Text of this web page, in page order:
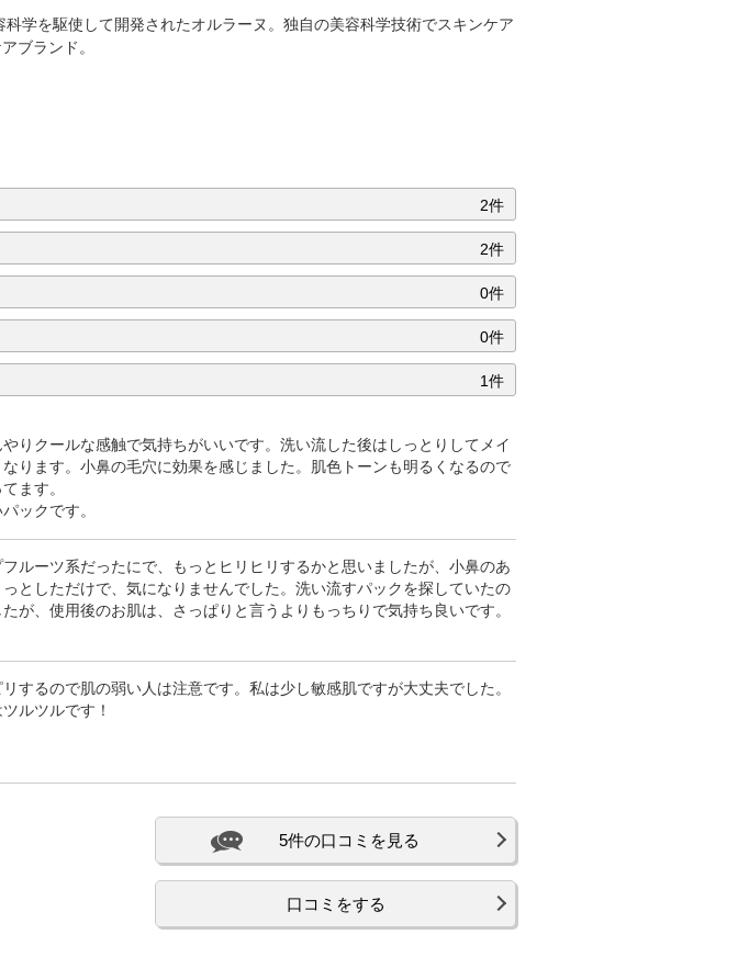
学を駆使して開発されたオルラーヌ。独自の美容科学技術でスキンケア
ブランド。
2件
2件
0件
0件
1件
りクールな感触で気持ちがいいです。洗い流した後はしっとりしてメイ
ります。小鼻の毛穴に効果を感じました。肌色トーンも明るくなるので
ます。
ックです。
ルーツ系だったにで、もっとヒリヒリするかと思いましたが、小鼻のあ
としただけで、気になりませんでした。洗い流すパックを探していたの
が、使用後のお肌は、さっぱりと言うよりもっちりで気持ち良いです。
するので肌の弱い人は注意です。私は少し敏感肌ですが大丈夫でした。
ルツルです！
5件の口コミを見る
口コミをする